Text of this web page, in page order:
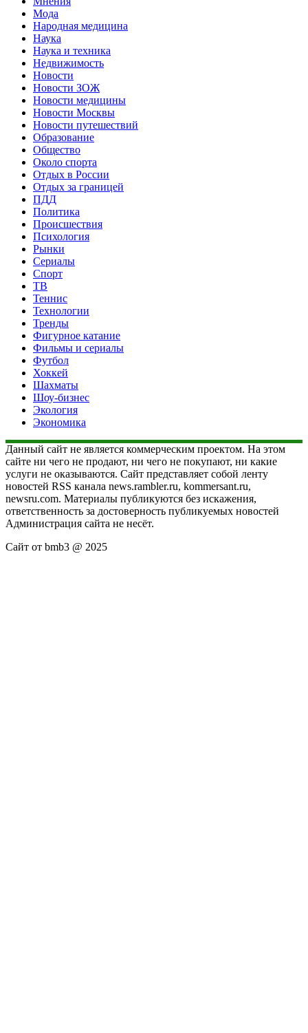
Мода
Народная медицина
Наука
Наука и техника
Недвижимость
Новости
Новости ЗОЖ
Новости медицины
Новости Москвы
Новости путешествий
Образование
Общество
Около спорта
Отдых в России
Отдых за границей
ПДД
Политика
Происшествия
Психология
Рынки
Сериалы
Спорт
ТВ
Теннис
Технологии
Тренды
Фигурное катание
Фильмы и сериалы
Футбол
Хоккей
Шахматы
Шоу-бизнес
Экология
Экономика
Данный сайт не является коммерческим проектом. На этом
сайте ни чего не продают, ни чего не покупают, ни какие
услуги не оказываются. Сайт представляет собой ленту
новостей RSS канала news.rambler.ru, kommersant.ru,
newsru.com. Материалы публикуются без искажения,
ответственность за достоверность публикуемых новостей
Администрация сайта не несёт.
Сайт от bmb3 @ 2025